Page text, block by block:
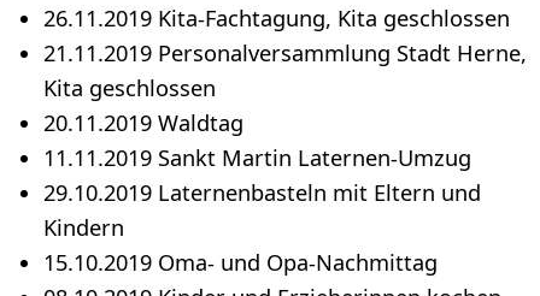
26.11.2019 Kita-Fachtagung, Kita geschlossen
21.11.2019 Personalversammlung Stadt Herne,
Kita geschlossen
20.11.2019 Waldtag
11.11.2019 Sankt Martin Laternen-Umzug
29.10.2019 Laternenbasteln mit Eltern und
Kindern
15.10.2019 Oma- und Opa-Nachmittag